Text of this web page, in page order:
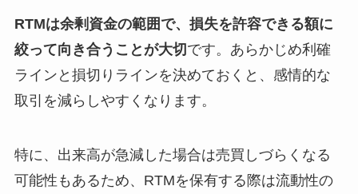
RTMは余剰資金の範囲で、損失を許容できる額に
絞って向き合うことが大切です。あらかじめ利確
ラインと損切りラインを決めておくと、感情的な
取引を減らしやすくなります。
特に、出来高が急減した場合は売買しづらくなる
可能性もあるため、RTMを保有する際は流動性の